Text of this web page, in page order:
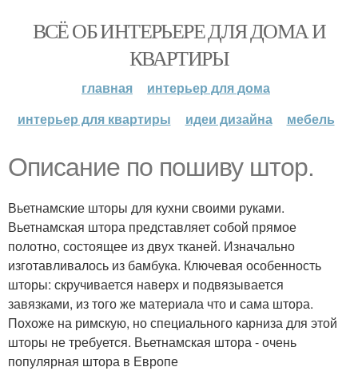
ВСЁ ОБ ИНТЕРЬЕРЕ ДЛЯ ДОМА И
КВАРТИРЫ
главная
интерьер для дома
интерьер для квартиры
идеи дизайна мебель
Описание по пошиву штор.
Вьетнамские шторы для кухни своими руками.
Вьетнамская штора представляет собой прямое
полотно, состоящее из двух тканей. Изначально
изготавливалось из бамбука. Ключевая особенность
шторы: скручивается наверх и подвязывается
завязками, из того же материала что и сама штора.
Похоже на римскую, но специального карниза для этой
шторы не требуется. Вьетнамская штора - очень
популярная штора в Европе